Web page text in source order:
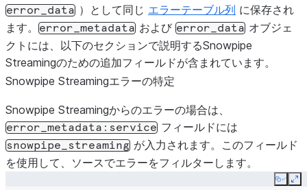
error_data ）として同じ エラーテーブル列 に保存され
ます。
error_metadata および error_data オブジェ
クトには、以下のセクションで説明するSnowpipe
Streamingのための追加フィールドが含まれています。
Snowpipe Streamingエラーの特定
Snowpipe Streamingからのエラーの場合は、
error_metadata:service フィールドには
snowpipe_streaming が入力されます。このフィールド
を使用して、ソースでエラーをフィルターします。
Copy